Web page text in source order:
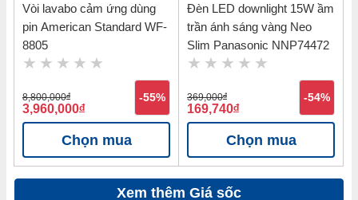
Vòi lavabo cảm ứng dùng
pin American Standard WF-
8805
8,800,000đ
3,960,000đ
-55%
Chọn mua
Đèn LED downlight 15W ầm
trần ánh sáng vàng Neo
Slim Panasonic NNP74472
369,000đ
169,740đ
-54%
Chọn mua
Xem thêm Giá sốc